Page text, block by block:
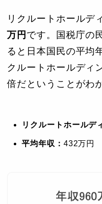
リクルートホールデ
万円 です。国税庁の
ると日本国民の平均
クルートホールディ
倍だということがわ
リクルートホールデ
平均年収： 432万円